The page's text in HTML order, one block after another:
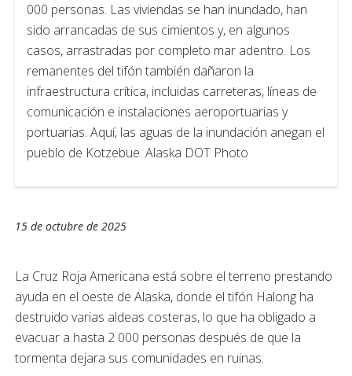
000 personas. Las viviendas se han inundado, han
sido arrancadas de sus cimientos y, en algunos
casos, arrastradas por completo mar adentro. Los
remanentes del tifón también dañaron la
infraestructura crítica, incluidas carreteras, líneas de
comunicación e instalaciones aeroportuarias y
portuarias. Aquí, las aguas de la inundación anegan el
pueblo de Kotzebue. Alaska DOT Photo
15 de octubre de 2025
La Cruz Roja Americana está sobre el terreno prestando
ayuda en el oeste de Alaska, donde el tifón Halong ha
destruido varias aldeas costeras, lo que ha obligado a
evacuar a hasta 2 000 personas después de que la
tormenta dejara sus comunidades en ruinas.